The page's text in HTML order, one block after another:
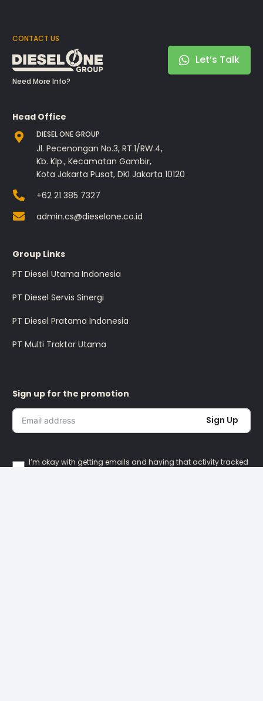
CONTACT US
Need More Info?
Let’s Talk
Head Office
DIESEL ONE GROUP
Jl. Pecenongan No.3, RT.1/RW.4,
Kb. Klp., Kecamatan Gambir,
Kota Jakarta Pusat, DKI Jakarta 10120
+62 21 385 7327
admin.cs@dieselone.co.id
Group Links
PT Diesel Utama Indonesia
PT Diesel Servis Sinergi
PT Diesel Pratama Indonesia
PT Multi Traktor Utama
Sign up for the promotion
Sign Up
I’m okay with getting emails and having that activity tracked